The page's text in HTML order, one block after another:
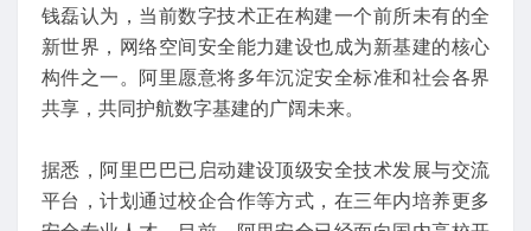
钱磊认为，当前数字技术正在构建一个前所未有的全
新世界，网络空间安全能力建设也成为新基建的核心
构件之一。阿里愿意将多年沉淀安全标准和社会各界
共享，共同护航数字基建的广阔未来。
据悉，阿里巴巴已启动建设顶级安全技术发展与交流
平台，计划通过校企合作等方式，在三年内培养更多